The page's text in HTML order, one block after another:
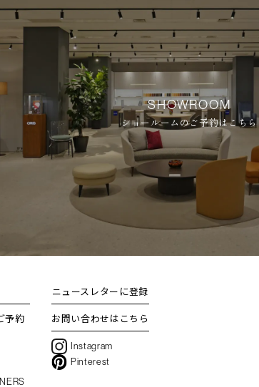
SHOWROOM
ショールームのご予約はこちら
予約
ニュースレターに登録
お問い合わせはこちら
Instagram
Pinterest